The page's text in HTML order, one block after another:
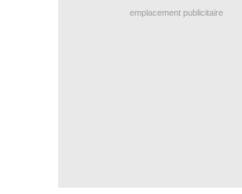
emplacement publicitaire